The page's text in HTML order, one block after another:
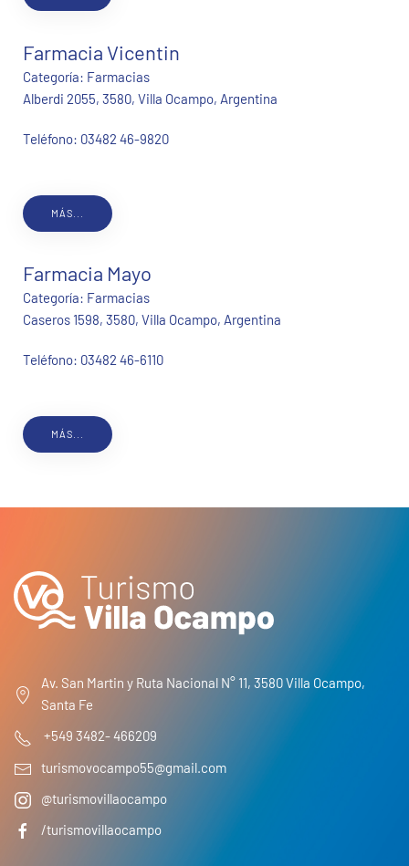
Farmacia Vicentin
Categoría: Farmacias
Alberdi 2055, 3580, Villa Ocampo, Argentina
Teléfono: 03482 46-9820
MÁS...
Farmacia Mayo
Categoría: Farmacias
Caseros 1598, 3580, Villa Ocampo, Argentina
Teléfono: 03482 46-6110
MÁS...
Av. San Martin y Ruta Nacional N° 11, 3580 Villa Ocampo,
Santa Fe
+549 3482- 466209
turismovocampo55@gmail.com
@turismovillaocampo
/turismovillaocampo